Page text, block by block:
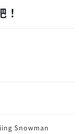
！
Snowman